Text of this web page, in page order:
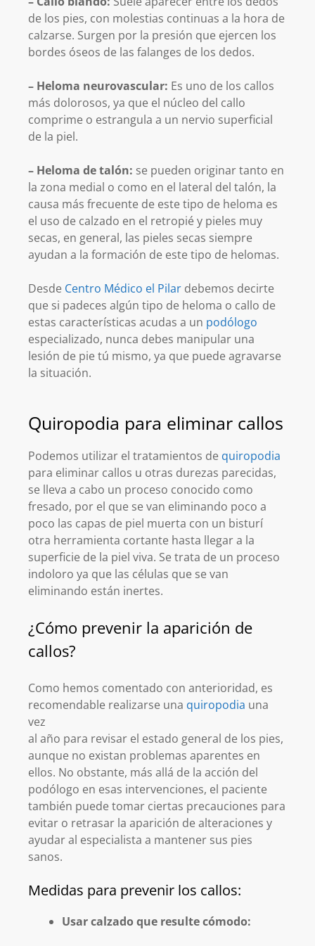
de los pies, con molestias continuas a la hora de
calzarse. Surgen por la presión que ejercen los
bordes óseos de las falanges de los dedos.
– Heloma neurovascular: Es uno de los callos
más dolorosos, ya que el núcleo del callo
comprime o estrangula a un nervio superficial
de la piel.
– Heloma de talón: se pueden originar tanto en
la zona medial o como en el lateral del talón, la
causa más frecuente de este tipo de heloma es
el uso de calzado en el retropié y pieles muy
secas, en general, las pieles secas siempre
ayudan a la formación de este tipo de helomas.
Desde Centro Médico el Pilar debemos decirte
que si padeces algún tipo de heloma o callo de
estas características acudas a un podólogo
especializado, nunca debes manipular una
lesión de pie tú mismo, ya que puede agravarse
la situación.
Quiropodia para eliminar callos
Podemos utilizar el tratamientos de quiropodia
para eliminar callos u otras durezas parecidas,
se lleva a cabo un proceso conocido como
fresado, por el que se van eliminando poco a
poco las capas de piel muerta con un bisturí
otra herramienta cortante hasta llegar a la
superficie de la piel viva. Se trata de un proceso
indoloro ya que las células que se van
eliminando están inertes.
¿Cómo prevenir la aparición de
callos?
Como hemos comentado con anterioridad, es
recomendable realizarse una quiropodia una
vez
al año para revisar el estado general de los pies,
aunque no existan problemas aparentes en
ellos. No obstante, más allá de la acción del
podólogo en esas intervenciones, el paciente
también puede tomar ciertas precauciones para
evitar o retrasar la aparición de alteraciones y
ayudar al especialista a mantener sus pies
sanos.
Medidas para prevenir los callos:
Usar calzado que resulte cómodo: